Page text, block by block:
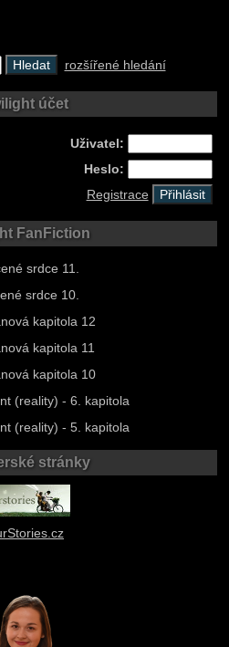
rozšířené hledání
účet
Uživatel:
Heslo:
Registrace
FanFiction
srdce 11.
srdce 10.
kapitola 12
kapitola 11
kapitola 10
(reality) - 6. kapitola
(reality) - 5. kapitola
stránky